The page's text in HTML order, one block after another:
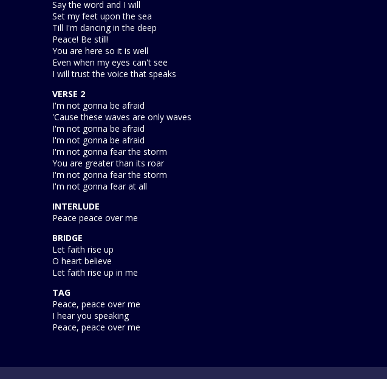
Say the word and I will
Set my feet upon the sea
Till I'm dancing in the deep
Peace! Be still!
You are here so it is well
Even when my eyes can't see
I will trust the voice that speaks
VERSE 2
I'm not gonna be afraid
'Cause these waves are only waves
I'm not gonna be afraid
I'm not gonna be afraid
I'm not gonna fear the storm
You are greater than its roar
I'm not gonna fear the storm
I'm not gonna fear at all
INTERLUDE
Peace peace over me
BRIDGE
Let faith rise up
O heart believe
Let faith rise up in me
TAG
Peace, peace over me
I hear you speaking
Peace, peace over me